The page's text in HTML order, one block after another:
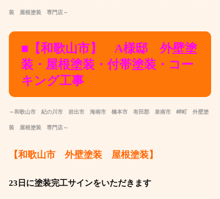
装 屋根塗装 専門店～
■【和歌山市】 A様邸 外壁塗
装・屋根塗装・付帯塗装・コー
キング工事
～和歌山市 紀の川市 岩出市 海南市 橋本市 有田郡 泉南市 岬町 外壁塗
装 屋根塗装 専門店～
【和歌山市 外壁塗装 屋根塗装】
23日に塗装完工サインをいただきます